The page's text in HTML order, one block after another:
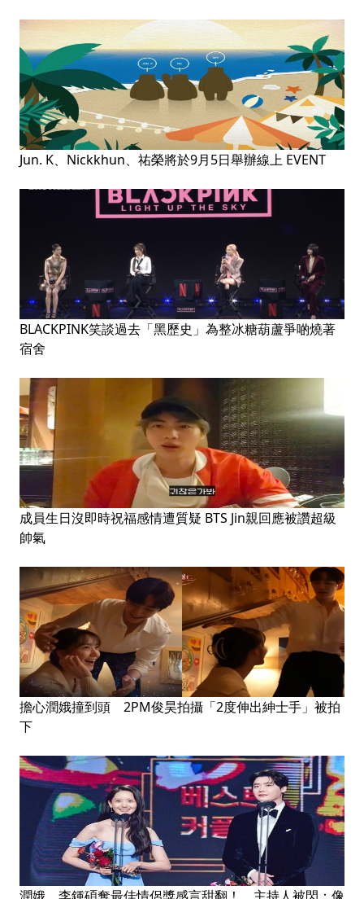
Jun. K、Nickkhun、祐榮將於9月5日舉辦線上 EVENT
BLACKPINK笑談過去「黑歷史」為整冰糖葫蘆爭啲燒著
宿舍
成員生日沒即時祝福感情遭質疑 BTS Jin親回應被讚超級
帥氣
擔心潤娥撞到頭 2PM俊昊拍攝「2度伸出紳士手」被拍
下